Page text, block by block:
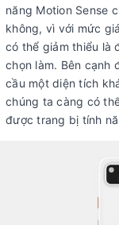
năng Motion Sense
không, vì với mức
có thể giảm thiểu là
chọn làm. Bên cạnh
cầu một diện tích
chúng ta càng có
được trang bị tính